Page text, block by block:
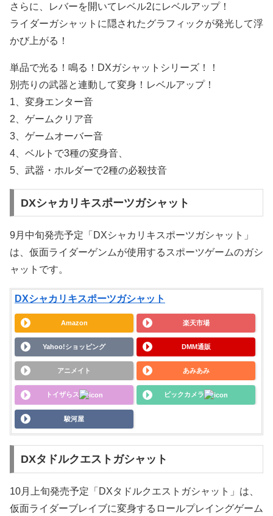
さらに、レバーを開いてレベル2にレベルアップ！
ライダーガシャットに隠されたグラフィックが発光して浮
かび上がる！
単品で光る！鳴る！DXガシャットシリーズ！！
別売りの武器と連動して変身！レベルアップ！
1、変身エンター音
2、ゲームクリア音
3、ゲームオーバー音
4、ベルトで3種の変身音、
5、武器・ホルダーで2種の必殺技音
DXシャカリキスポーツガシャット
9月中旬発売予定「DXシャカリキスポーツガシャット」
は、仮面ライダーゲンムが使用するスポーツゲームのガシ
ャットです。
DXシャカリキスポーツガシャット
Amazon 楽天市場
Yahoo!ショッピング DMM通販
アニメイト あみあみ
トイザらス ビックカメラ
駿河屋
DXタドルクエストガシャット
10月上旬発売予定「DXタドルクエストガシャット」は、
仮面ライダーブレイブに変身するロールプレイングゲーム